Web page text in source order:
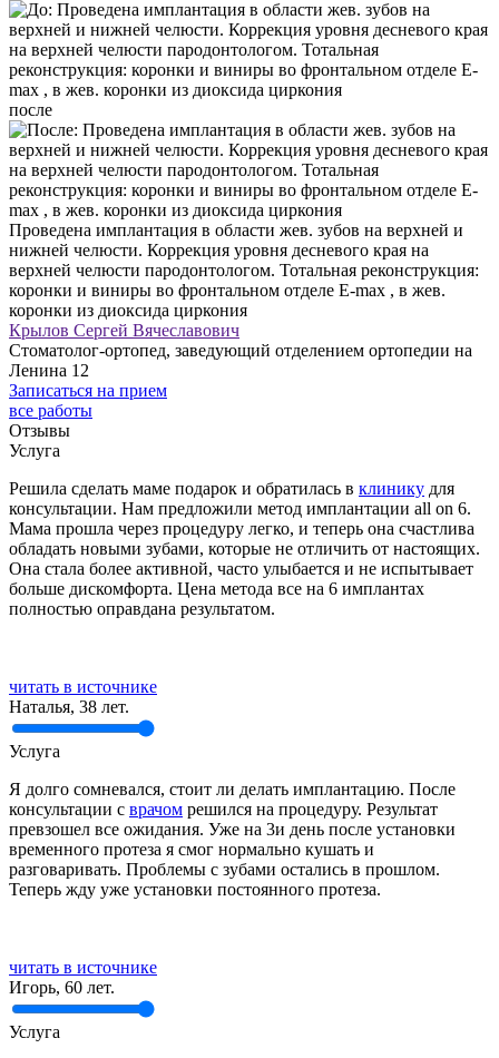
после
Проведена имплантация в области жев. зубов на верхней и
нижней челюсти. Коррекция уровня десневого края на
верхней челюсти пародонтологом. Тотальная реконструкция:
коронки и виниры во фронтальном отделе E-max , в жев.
коронки из диоксида циркония
Крылов Сергей Вячеславович
Стоматолог-ортопед, заведующий отделением ортопедии на
Ленина 12
Записаться на прием
все работы
Отзывы
Услуга
Решила сделать маме подарок и обратилась в клинику для
консультации. Нам предложили метод имплантации all on 6.
Мама прошла через процедуру легко, и теперь она счастлива
обладать новыми зубами, которые не отличить от настоящих.
Она стала более активной, часто улыбается и не испытывает
больше дискомфорта. Цена метода все на 6 имплантах
полностью оправдана результатом.
читать в источнике
Наталья, 38 лет.
Услуга
Я долго сомневался, стоит ли делать имплантацию. После
консультации с врачом решился на процедуру. Результат
превзошел все ожидания. Уже на 3и день после установки
временного протеза я смог нормально кушать и
разговаривать. Проблемы с зубами остались в прошлом.
Теперь жду уже установки постоянного протеза.
читать в источнике
Игорь, 60 лет.
Услуга